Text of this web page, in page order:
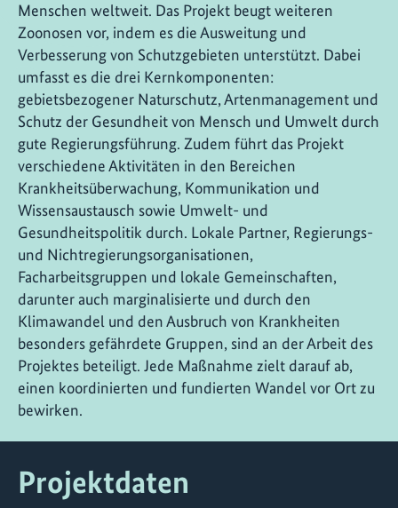
Menschen weltweit. Das Projekt beugt weiteren
Zoonosen vor, indem es die Ausweitung und
Verbesserung von Schutzgebieten unterstützt. Dabei
umfasst es die drei Kernkomponenten:
gebietsbezogener Naturschutz, Artenmanagement und
Schutz der Gesundheit von Mensch und Umwelt durch
gute Regierungsführung. Zudem führt das Projekt
verschiedene Aktivitäten in den Bereichen
Krankheitsüberwachung, Kommunikation und
Wissensaustausch sowie Umwelt- und
Gesundheitspolitik durch. Lokale Partner, Regierungs-
und Nichtregierungsorganisationen,
Facharbeitsgruppen und lokale Gemeinschaften,
darunter auch marginalisierte und durch den
Klimawandel und den Ausbruch von Krankheiten
besonders gefährdete Gruppen, sind an der Arbeit des
Projektes beteiligt. Jede Maßnahme zielt darauf ab,
einen koordinierten und fundierten Wandel vor Ort zu
bewirken.
Projektdaten